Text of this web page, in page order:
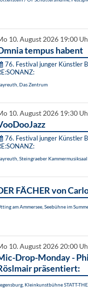
10. August 2026 19:00
tempus habent
76. Festival junger Künstler
Das Zentrum
10. August 2026 19:30
76. Festival junger Künstler
Steingraeber Kammermusiksaal
FÄCHER von
am Ammersee, Seebühne im
10. August 2026 20:00
Drop-Monday -
präsentiert:
Kleinkunstbühne STATT-